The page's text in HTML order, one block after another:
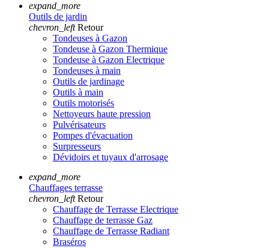
expand_more
Outils de jardin
chevron_left Retour
Tondeuses à Gazon
Tondeuse à Gazon Thermique
Tondeuse à Gazon Electrique
Tondeuses à main
Outils de jardinage
Outils à main
Outils motorisés
Nettoyeurs haute pression
Pulvérisateurs
Pompes d'évacuation
Surpresseurs
Dévidoirs et tuyaux d'arrosage
expand_more
Chauffages terrasse
chevron_left Retour
Chauffage de Terrasse Electrique
Chauffage de terrasse Gaz
Chauffage de Terrasse Radiant
Braséros